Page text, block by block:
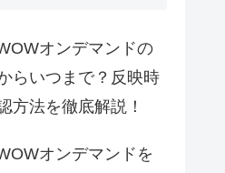
オンデマンドの
らいつまで？反映時
方法を徹底解説！
オンデマンドを